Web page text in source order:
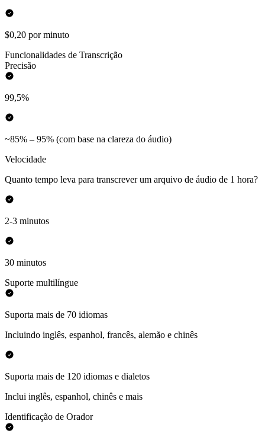
$0,20 por minuto
Funcionalidades de Transcrição
Precisão
99,5%
~85% – 95% (com base na clareza do áudio)
Velocidade
Quanto tempo leva para transcrever um arquivo de áudio de 1 hora?
2-3 minutos
30 minutos
Suporte multilíngue
Suporta mais de 70 idiomas
Incluindo inglês, espanhol, francês, alemão e chinês
Suporta mais de 120 idiomas e dialetos
Inclui inglês, espanhol, chinês e mais
Identificação de Orador